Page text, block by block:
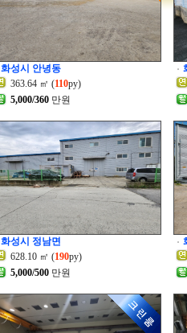
화성시 안녕동
363.64 ㎡ (110py)
5,000/360 만원
화성시 정남면
628.10 ㎡ (190py)
5,000/500 만원